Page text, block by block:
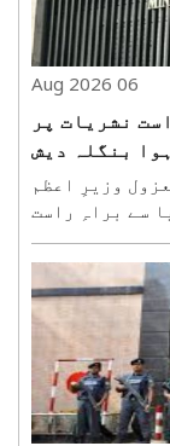
06 Aug 2026
نشریات پر
بنگلہ دیش
معزول وزیرِ اعظم
سے براہِ راست
ہے۔ وزارت کا
کے جذبات ..